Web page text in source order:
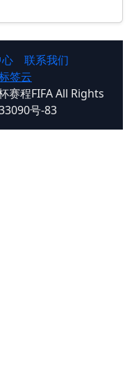
联系我们
签云
赛程FIFA All Rights
号-83